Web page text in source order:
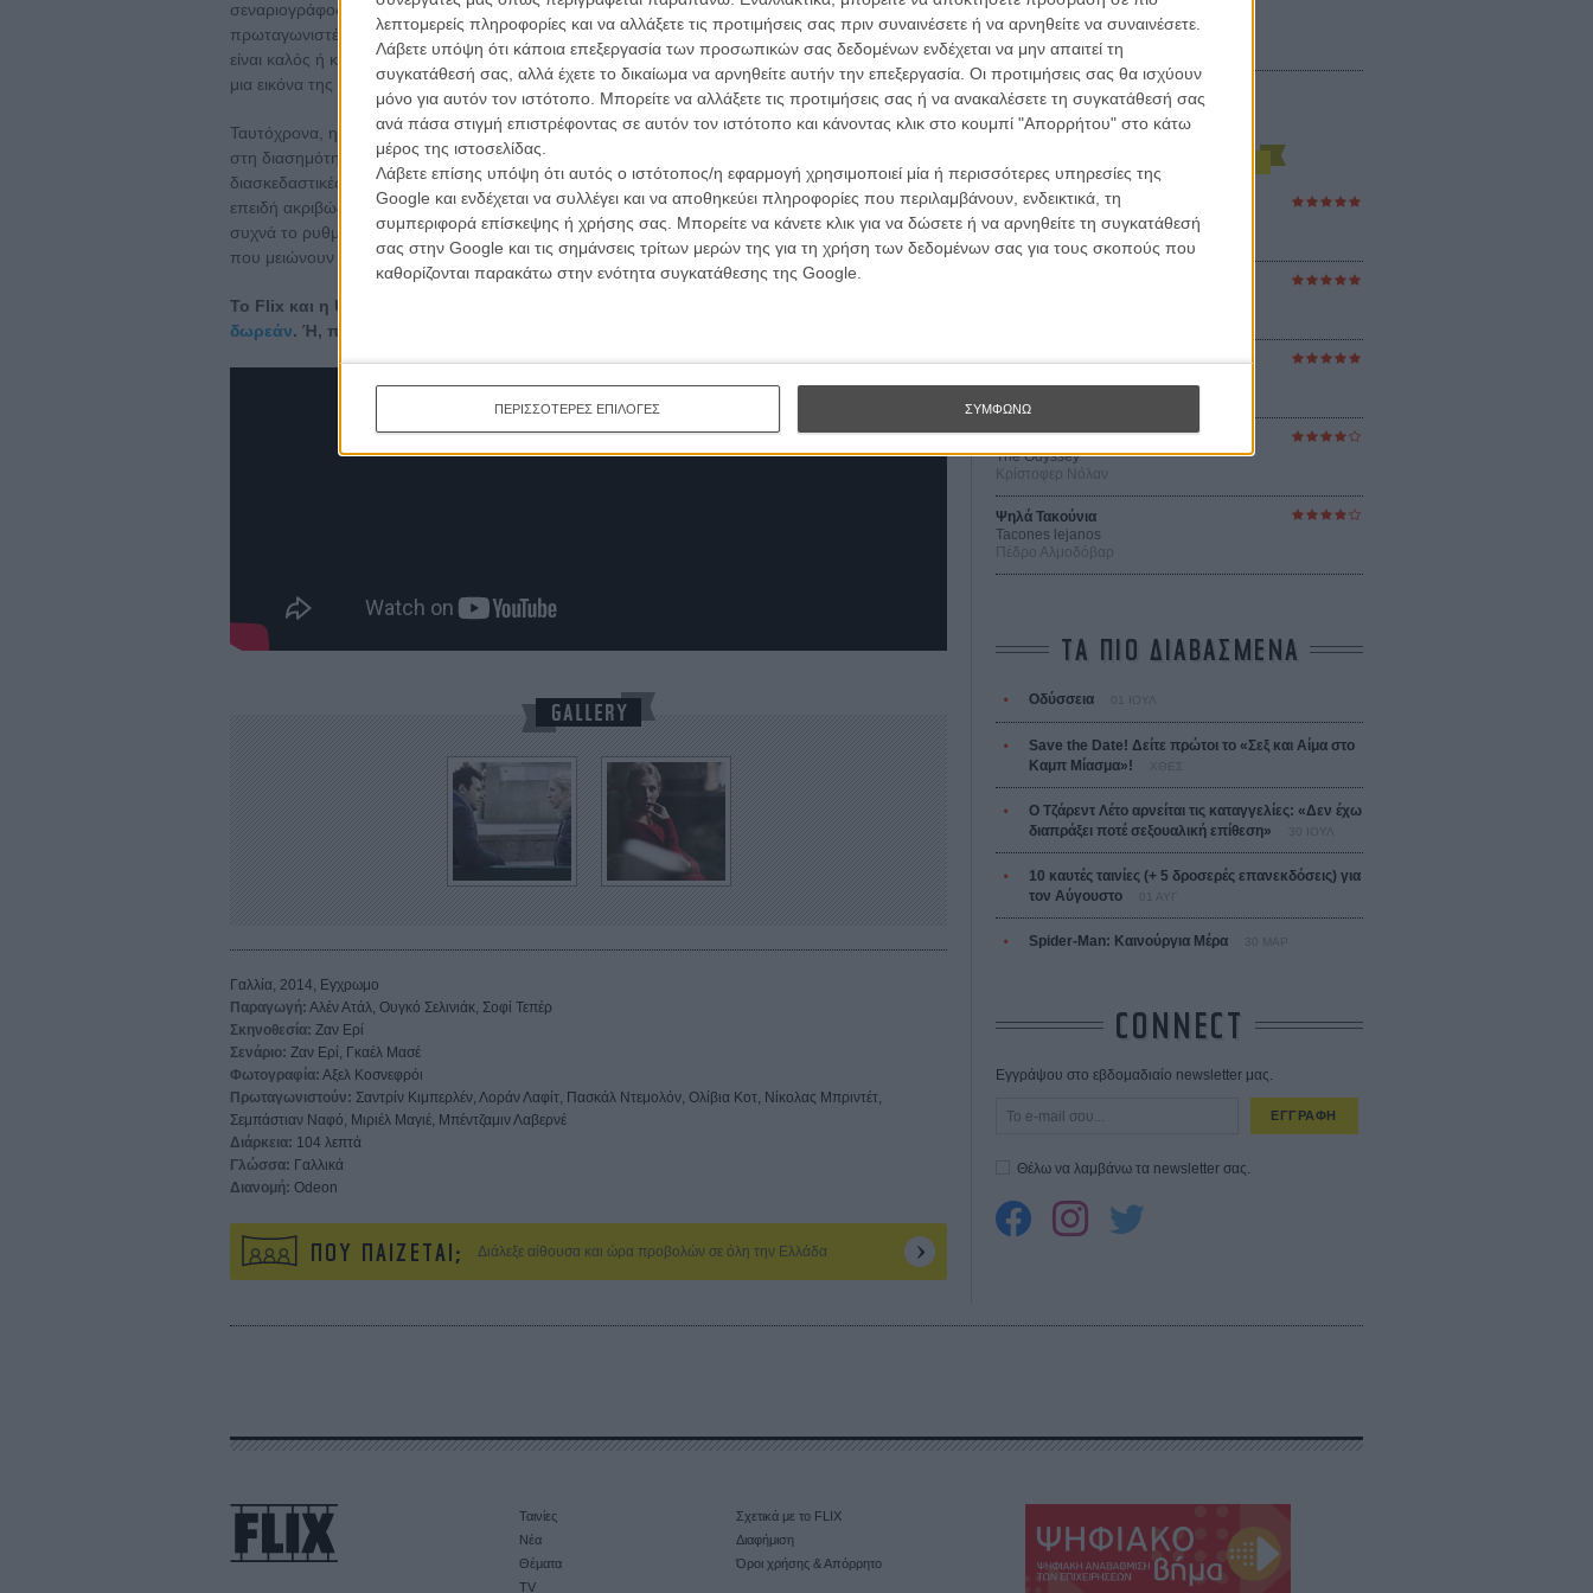
λεπτομερείς πληροφορίες και να αλλάξετε τις προτιμήσεις σας πριν συναινέσετε ή να αρνηθείτε να συναινέσετε.
Λάβετε υπόψη ότι κάποια επεξεργασία των προσωπικών σας δεδομένων ενδέχεται να μην απαιτεί τη
συγκατάθεσή σας, αλλά έχετε το δικαίωμα να αρνηθείτε αυτήν την επεξεργασία. Οι προτιμήσεις σας θα ισχύουν
μόνο για αυτόν τον ιστότοπο. Μπορείτε να αλλάξετε τις προτιμήσεις σας ή να ανακαλέσετε τη συγκατάθεσή σας
ανά πάσα στιγμή επιστρέφοντας σε αυτόν τον ιστότοπο και κάνοντας κλικ στο κουμπί "Απορρήτου" στο κάτω
μέρος της ιστοσελίδας.
Λάβετε επίσης υπόψη ότι αυτός ο ιστότοπος/η εφαρμογή χρησιμοποιεί μία ή περισσότερες υπηρεσίες της
Google και ενδέχεται να συλλέγει και να αποθηκεύει πληροφορίες που περιλαμβάνουν, ενδεικτικά, τη
συμπεριφορά επίσκεψης ή χρήσης σας. Μπορείτε να κάνετε κλικ για να δώσετε ή να αρνηθείτε τη συγκατάθεσή
σας στην Google και τις σημάνσεις τρίτων μερών της για τη χρήση των δεδομένων σας για τους σκοπούς που
καθορίζονται παρακάτω στην ενότητα συγκατάθεσης της Google.
ΠΕΡΙΣΣΟΤΕΡΕΣ ΕΠΙΛΟΓΕΣ ΣΥΜΦΩΝΩ
σεναριογράφος στήνει ένα μακάβριο παιχνίδι με κέφι και όρεξη, επιλέγοντας σύνθετους
πρωταγωνιστές με χαρακτηριστικά γαλλική λεπτότητα αλλά και πολυπλοκότητα: κανείς τους δεν
είναι καλός ή κακός, συμπαθής ή αντιπαθής, τίποτα δεν είναι όπως μοιάζει και δεν υπάρχει μόνο
μια εικόνα της αλήθειας σε κάθε χρονική στιγμή.
Ταυτόχρονα, η Ερί δεν ξεχνά να μπολιάσει το μυστήριο που αφηγείται, με μια καυστική κριτική
στη διασημότητα, σ' όσους την απολαμβάνουν κι όσους την κοιτάζουν με δέος, αναδεικνύοντας
διασκεδαστικές - ή και μοιραίες - αδυναμίες και στις δυο πλευρές, με γνώση και μπρίο. Ωστόσο,
επειδή ακριβώς αυτό είναι ένα φιλόδοξο ντεμπούτο, ξετυλίγοντας τα άφθονα στοιχεία του, ξεχνά
συχνά το ρυθμό της σε μακριές παύσεις περιττών διαλόγων ή άχρηστες παράλληλες δράσεις,
που μειώνουν την κατά τα άλλα διασκεδαστική ανθρώπινη περιπέτεια.
Το Flix και η Uber σας πάνε σινεμά! Μάθετε
δωρεάν. Ή, πιο απλά,
Γαλλία, 2014, Εγχρωμο
Παραγωγή: Αλέν Ατάλ, Ουγκό Σελινιάκ, Σοφί Τεπέρ
Σκηνοθεσία: Ζαν Ερί
Σενάριο: Ζαν Ερί, Γκαέλ Μασέ
Φωτογραφία: Αξελ Κοσνεφρόι
Πρωταγωνιστούν: Σαντρίν Κιμπερλέν, Λοράν Λαφίτ, Πασκάλ Ντεμολόν, Ολίβια Κοτ, Νίκολας Μπριντέτ,
Σεμπάστιαν Ναφό, Μιριέλ Μαγιέ, Μπέντζαμιν Λαβερνέ
Διάρκεια: 104 λεπτά
Γλώσσα: Γαλλικά
Διανομή: Odeon
ΠΟΥ ΠΑΙΖΕΤΑΙ; Διάλεξε αίθουσα και ώρα προβολών σε όλη την Ελλάδα
Οι Αρμονίες Βερκμάιστερ
Werckmeister Harmonies
Μια Θέση στον Ηλιο
Οδύσσεια
The Odyssey
Κρίστοφερ Νόλαν
Ψηλά Τακούνια
Tacones lejanos
Πέδρο Αλμοδόβαρ
ΤΑ ΠΙΟ ΔΙΑΒΑΣΜΕΝΑ
Οδύσσεια
Save the Date! Δείτε πρώτοι το «Σεξ και Αίμα στο
Καμπ Μίασμα»!
ΧΘΕΣ
Ο Τζάρεντ Λέτο αρνείται τις καταγγελίες: «Δεν έχω
διαπράξει ποτέ σεξουαλική επίθεση»
10 καυτές ταινίες (+ 5 δροσερές επανεκδόσεις) για
τον Αύγουστο
Spider-Man: Καινούργια Μέρα 30 ΜΑΡ
CONNECT
Εγγράψου στο εβδομαδιαίο newsletter μας.
ΕΓΓΡΑΦΗ
Θέλω να λαμβάνω τα newsletter σας.
Ταινίες
Νέα
Θέματα
TV
Σχετικά με το FLIX
Διαφήμιση
Όροι χρήσης & Απόρρητο